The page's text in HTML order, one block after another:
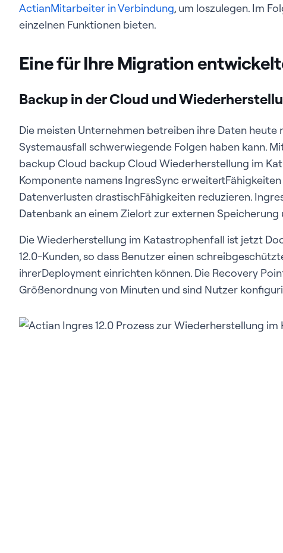
ActianMitarbeiter in Verbindung, um loszulegen. Im
einzelnen Funktionen bieten.
Eine für Ihre Migration
Backup in der Cloud und
Die meisten Unternehmen betreiben ihre Daten heute
Systemausfall schwerwiegende Folgen haben kann.
backup Cloud backup Cloud Wiederherstellung im
Komponente namens IngresSync
Datenverlusten drastischFähigkeiten reduzieren.
Datenbank an einem Zielort zur externen
Die Wiederherstellung im Katastrophenfall ist jetzt
12.0-Kunden, so dass Benutzer einen
ihrerDeployment einrichten können. Die Recovery
Größenordnung von Minuten und sind Nutzer